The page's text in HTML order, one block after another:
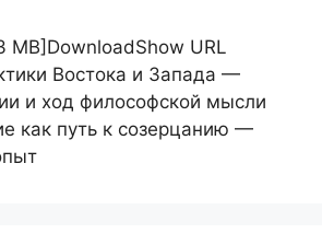
MB]DownloadShow URL
Востока и Запада —
и ход философской мысли
как путь к созерцанию —